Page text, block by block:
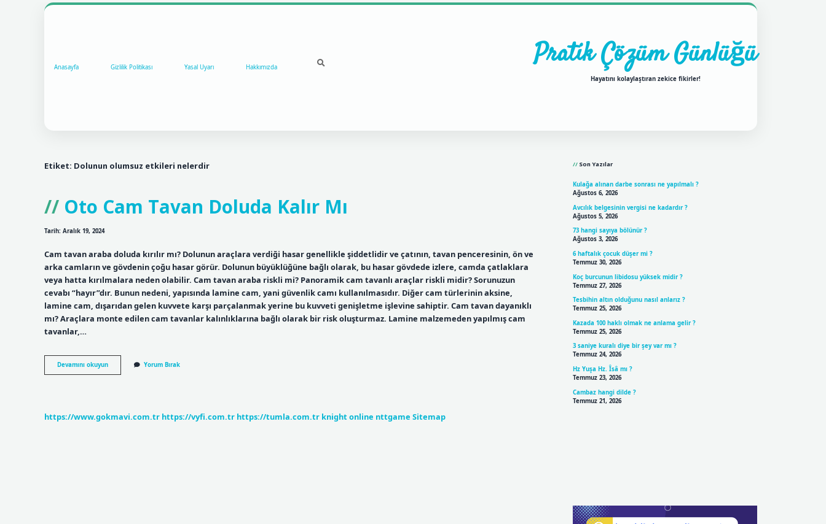
Anasayfa Gizlilik Politikası Yasal Uyarı Hakkımızda Pratik Çözüm Günlüğü
Hayatını kolaylaştıran zekice fikirler!
Etiket: Dolunun olumsuz etkileri nelerdir
Oto Cam Tavan Doluda Kalır Mı
Tarih: Aralık 19, 2024
Cam tavan araba doluda kırılır mı? Dolunun araçlara verdiği hasar genellikle şiddetlidir ve çatının, tavan penceresinin, ön ve
arka camların ve gövdenin çoğu hasar görür. Dolunun büyüklüğüne bağlı olarak, bu hasar gövdede izlere, camda çatlaklara
veya hatta kırılmalara neden olabilir. Cam tavan araba riskli mi? Panoramik cam tavanlı araçlar riskli midir? Sorunuzun
cevabı “hayır”dır. Bunun nedeni, yapısında lamine cam, yani güvenlik camı kullanılmasıdır. Diğer cam türlerinin aksine,
lamine cam, dışarıdan gelen kuvvete karşı parçalanmak yerine bu kuvveti genişletme işlevine sahiptir. Cam tavan dayanıklı
mı? Araçlara monte edilen cam tavanlar kalınlıklarına bağlı olarak bir risk oluşturmaz. Lamine malzemeden yapılmış cam
tavanlar,…
Devamını okuyunOto
Cam
Yorum Bırak
https://www.gokmavi.com.tr https://vyfi.com.tr https://tumla.com.tr knight online nttgame Sitemap
Son Yazılar
Kulağa alınan darbe sonrası ne yapılmalı ?
Ağustos 6, 2026
Avcılık belgesinin vergisi ne kadardır ?
Ağustos 5, 2026
73 hangi sayıya bölünür ?
Ağustos 3, 2026
6 haftalık çocuk düşer mi ?
Temmuz 30, 2026
Koç burcunun libidosu yüksek midir ?
Temmuz 27, 2026
Tesbihin altın olduğunu nasıl anlarız ?
Temmuz 25, 2026
Kazada 100 haklı olmak ne anlama gelir ?
Temmuz 25, 2026
3 saniye kuralı diye bir şey var mı ?
Temmuz 24, 2026
Hz Yuşa Hz. Îsâ mı ?
Temmuz 23, 2026
Cambaz hangi dilde ?
Temmuz 21, 2026